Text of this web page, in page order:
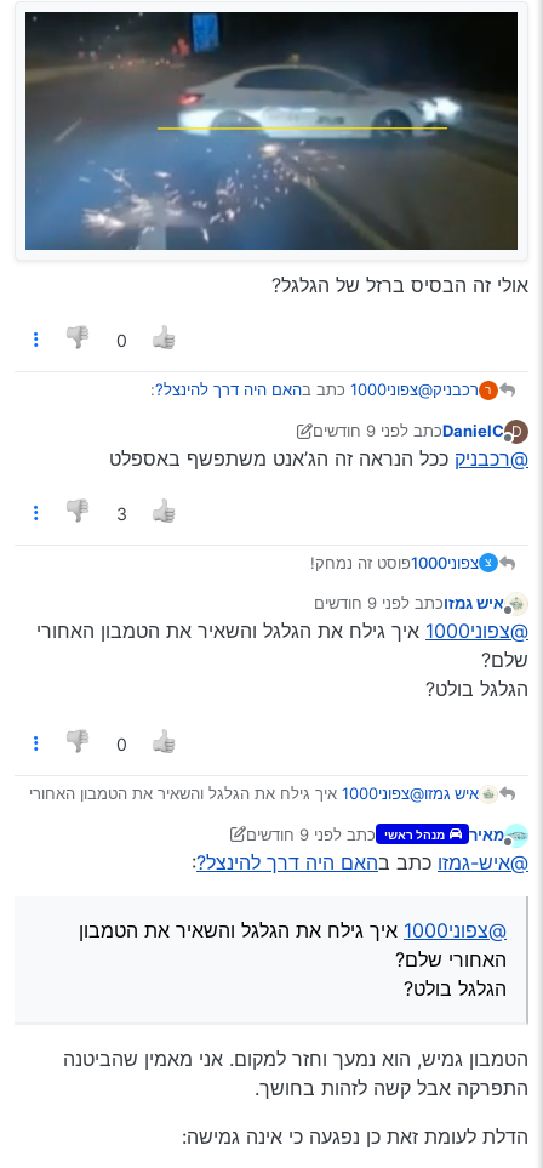
אולי זה הבסיס ברזל של הגלגל?
0
ר רכבניק@צפוני1000 כתב בהאם היה דרך להינצל?:
@רכבניקכתב בהאם היה דרך להינצל?:
מה זה האש שיוצאת עוד לפני איבוד השליטה?
אולי זה הבסיס ברזל של הגלגל?
D
DanielCכתב לפני 9 חודשים
נערך לאחרונה על ידי DanielC
@רכבניק ככל הנראה זה הג’אנט משתפשף באספלט
3
צ צפוני1000 פוסט זה נמחק!
איש גמזוכתב לפני 9 חודשים
נערך לאחרונה על ידי
@צפוני1000
איך גילח את הגלגל והשאיר את הטמבון האחורי
שלם?
הגלגל בולט?
0
איש גמזו@צפוני1000
איך גילח את הגלגל והשאיר את הטמבון האחורי
הגלגל בולט?
מנותק
מאיר מנהל ראשי כתב לפני 9 חודשים
נערך לאחרונה על ידי מאיר
@איש-גמזו כתב בהאם היה דרך להינצל?:
@צפוני1000
איך גילח את הגלגל והשאיר את הטמבון
האחורי שלם?
הגלגל בולט?
הטמבון גמיש, הוא נמעך וחזר למקום. אני מאמין שהביטנה
התפרקה אבל קשה לזהות בחושך.
הדלת לעומת זאת כן נפגעה כי אינה גמישה: